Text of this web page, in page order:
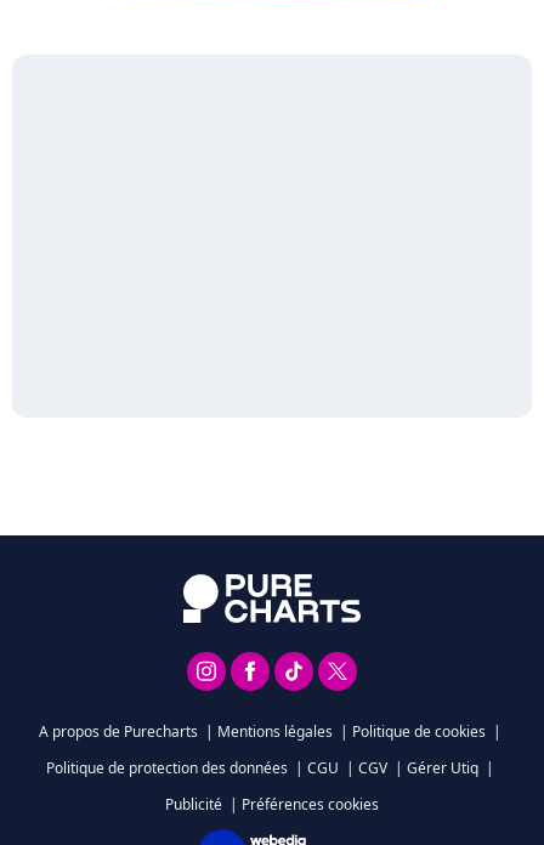
A propos de Purecharts | Mentions légales | Politique de cookies |
Politique de protection des données | CGU | CGV | Gérer Utiq |
Publicité | Préférences cookies